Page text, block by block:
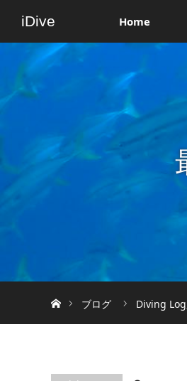
iDive Home
ブログ
Diving Log